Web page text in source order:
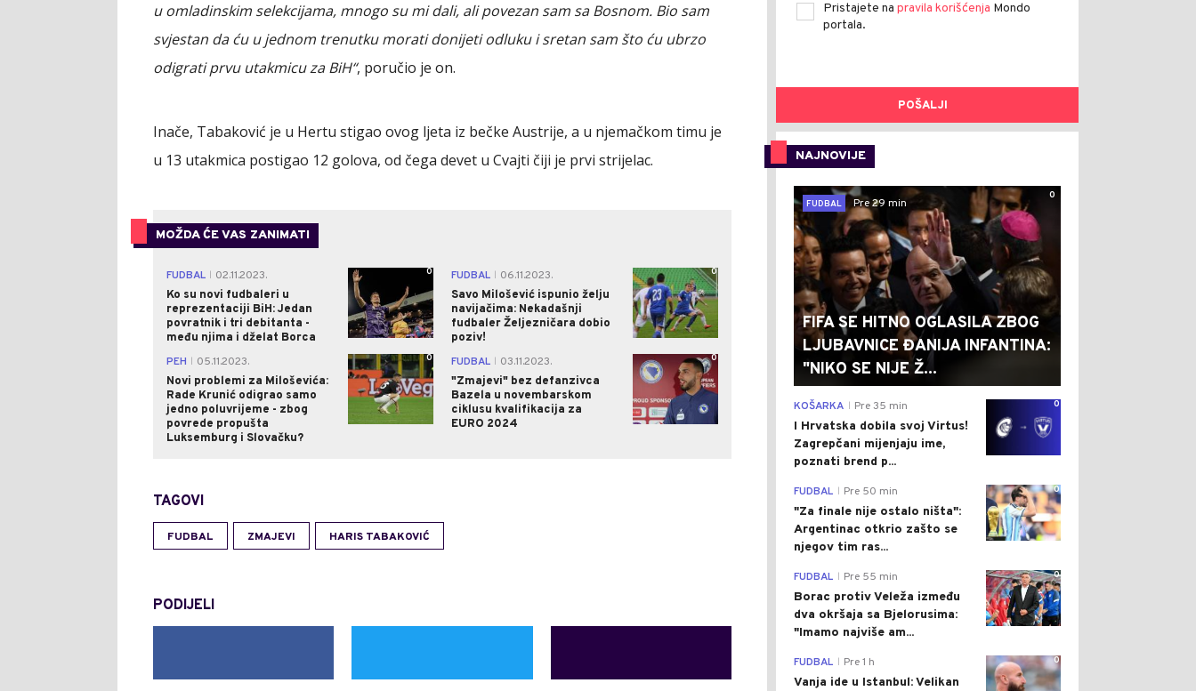
u omladinskim selekcijama, mnogo su mi dali, ali povezan sam sa Bosnom. Bio sam
svjestan da ću u jednom trenutku morati donijeti odluku i sretan sam što ću ubrzo
odigrati prvu utakmicu za BiH“, poručio je on.
Inače, Tabaković je u Hertu stigao ovog ljeta iz bečke Austrije, a u njemačkom timu je
u 13 utakmica postigao 12 golova, od čega devet u Cvajti čiji je prvi strijelac.
MOŽDA ĆE VAS ZANIMATI
FUDBAL
02.11.2023.
Ko su novi fudbaleri u
reprezentaciji BiH: Jedan
povratnik i tri debitanta -
među njima i dželat Borca
0 FUDBAL
06.11.2023.
Savo Milošević ispunio želju
navijačima: Nekadašnji
fudbaler Željezničara dobio
poziv!
0
PEH
05.11.2023.
Novi problemi za Miloševića:
Rade Krunić odigrao samo
jedno poluvrijeme - zbog
povrede propušta
Luksemburg i Slovačku?
0 FUDBAL
03.11.2023.
"Zmajevi" bez defanzivca
Bazela u novembarskom
ciklusu kvalifikacija za
EURO 2024
0
TAGOVI
FUDBAL ZMAJEVI HARIS TABAKOVIĆ
PODIJELI
Pristajete na pravila korišćenja Mondo
portala.
POŠALJI
NAJNOVIJE
0
FUDBAL
Pre 29 min
FIFA SE HITNO OGLASILA ZBOG
LJUBAVNICE ĐANIJA INFANTINA:
"NIKO SE NIJE Ž...
0
KOŠARKA Pre 35 min
I Hrvatska dobila svoj Virtus!
Zagrepčani mijenjaju ime,
poznati brend p...
0
FUDBAL Pre 50 min
"Za finale nije ostalo ništa":
Argentinac otkrio zašto se
njegov tim ras...
0
FUDBAL Pre 55 min
Borac protiv Veleža između
dva okršaja sa Bjelorusima:
"Imamo najviše am...
0
FUDBAL Pre 1 h
Vanja ide u Istanbul: Velikan